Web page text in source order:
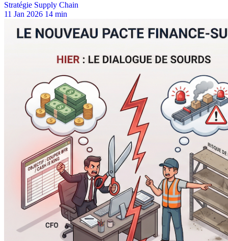
Stratégie Supply Chain
11 Jan 2026 14 min